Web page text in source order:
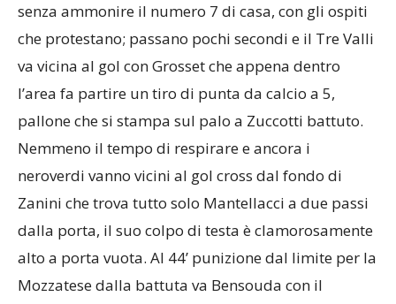
senza ammonire il numero 7 di casa, con gli ospiti
che protestano; passano pochi secondi e il Tre Valli
va vicina al gol con Grosset che appena dentro
l’area fa partire un tiro di punta da calcio a 5,
pallone che si stampa sul palo a Zuccotti battuto.
Nemmeno il tempo di respirare e ancora i
neroverdi vanno vicini al gol cross dal fondo di
Zanini che trova tutto solo Mantellacci a due passi
dalla porta, il suo colpo di testa è clamorosamente
alto a porta vuota. Al 44’ punizione dal limite per la
Mozzatese dalla battuta va Bensouda con il